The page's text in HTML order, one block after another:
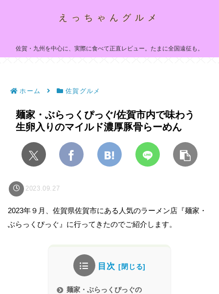
えっちゃんグルメ
佐賀・九州を中心に、実際に食べて正直レビュー。たまに全国遠征も。
ホーム 佐賀グルメ
麺家・ぶらっくぴっぐ/佐賀市内で味わう
生卵入りのマイルド濃厚豚骨らーめん
2023.09.27
2023年９月、佐賀県佐賀市にある人気のラーメン店『麺家・
ぶらっくぴっぐ』に行ってきたのでご紹介します。
目次
麺家・ぶらっくぴっぐの